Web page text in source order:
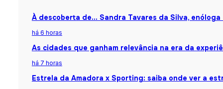
À descoberta de… Sandra Tavares da Silva,
há 6 horas
As cidades que ganham relevância na era da
há 7 horas
Estrela da Amadora x Sporting: saiba onde ver a